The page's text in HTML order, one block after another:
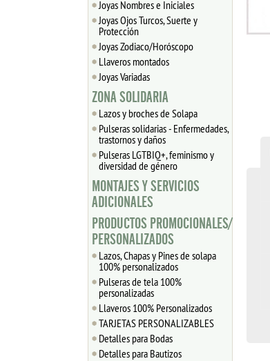
Joyas Nombres e Iniciales
Joyas Ojos Turcos, Suerte y
Protección
Joyas Zodiaco/Horóscopo
Llaveros montados
Joyas Variadas
ZONA SOLIDARIA
Lazos y broches de Solapa
Pulseras solidarias - Enfermedades,
trastornos y daños
Pulseras LGTBIQ+, feminismo y
diversidad de género
MONTAJES Y SERVICIOS
ADICIONALES
PRODUCTOS PROMOCIONALES/
PERSONALIZADOS
Lazos, Chapas y Pines de solapa
100% personalizados
Pulseras de tela 100%
personalizadas
Llaveros 100% Personalizados
TARJETAS PERSONALIZABLES
Detalles para Bodas
Detalles para Bautizos